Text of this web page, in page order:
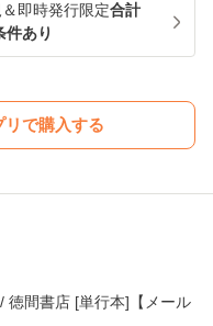
即時発行限定合計
あり
リで購入する
徳間書店 [単行本]【メール